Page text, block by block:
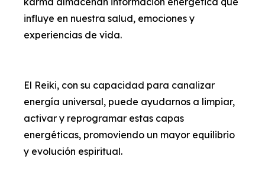
influye en nuestra salud, emociones y
experiencias de vida.
El Reiki, con su capacidad para canalizar
energía universal, puede ayudarnos a limpiar,
activar y reprogramar estas capas
energéticas, promoviendo un mayor equilibrio
y evolución espiritual.